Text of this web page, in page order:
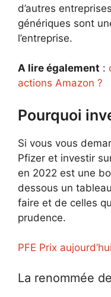
d’autres
génériques sont
l’entreprise.
A lire également :
actions Amazon ?
Pourquoi
Si vous vous
Pfizer et investir
en 2022 est une
dessous un
faire et de celles
prudence.
PFE Prix aujourd’hui
La renommée